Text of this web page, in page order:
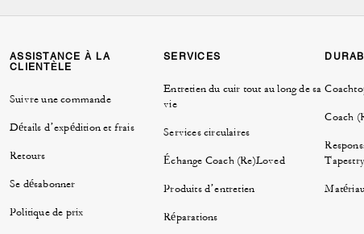
ASSISTANCE À LA
CLIENTÈLE
Suivre une commande
Détails d’expédition et frais
Retours
Se désabonner
Politique de prix
SERVICES
Entretien du cuir tout au long de sa
vie
Services circulaires
Échange Coach (Re)Loved
Produits d’entretien
Réparations
Coach
Tapestry